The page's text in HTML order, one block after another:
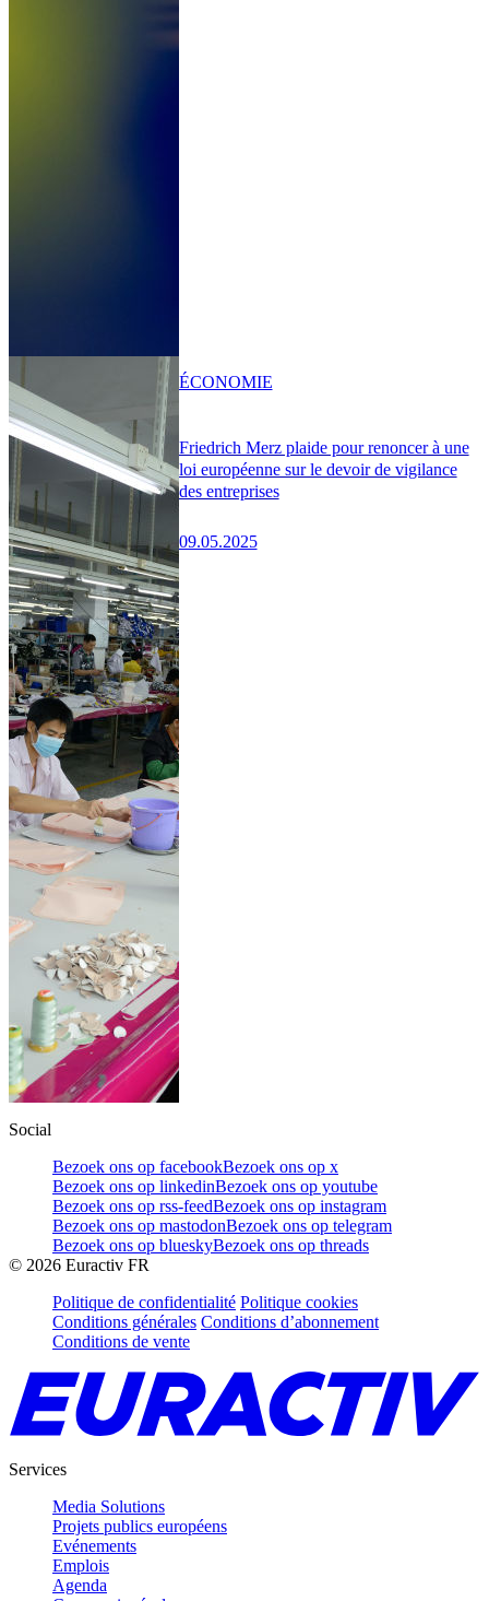
Friedrich Merz plaide pour renoncer à une
loi européenne sur le devoir de vigilance
des entreprises
09.05.2025
ÉCONOMIE
Social
Bezoek ons op facebookBezoek ons op x
Bezoek ons op linkedinBezoek ons op youtube
Bezoek ons op rss-feedBezoek ons op instagram
Bezoek ons op mastodonBezoek ons op telegram
Bezoek ons op blueskyBezoek ons op threads
© 2026 Euractiv FR
Politique de confidentialité Politique cookies
Conditions générales Conditions d’abonnement
Conditions de vente
Services
Media Solutions
Projets publics européens
Evénements
Emplois
Agenda